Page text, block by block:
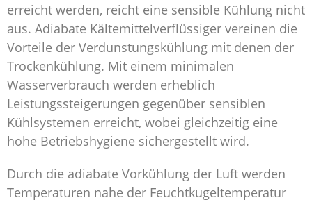
erreicht werden, reicht eine sensible Kühlung nicht
aus. Adiabate Kältemittelverflüssiger vereinen die
Vorteile der Verdunstungskühlung mit denen der
Trockenkühlung. Mit einem minimalen
Wasserverbrauch werden erheblich
Leistungssteigerungen gegenüber sensiblen
Kühlsystemen erreicht, wobei gleichzeitig eine
hohe Betriebshygiene sichergestellt wird.
Durch die adiabate Vorkühlung der Luft werden
Temperaturen nahe der Feuchtkugeltemperatur